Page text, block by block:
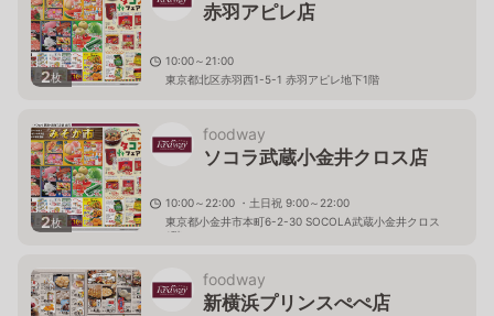
2枚
赤羽アピレ店
10:00～21:00
東京都北区赤羽西1-5-1 赤羽アピレ地下1階
2枚
foodway
ソコラ武蔵小金井クロス店
10:00～22:00 ・土日祝 9:00～22:00
東京都小金井市本町6-2-30 SOCOLA武蔵小金井クロス
1階
foodway
新横浜プリンスぺぺ店